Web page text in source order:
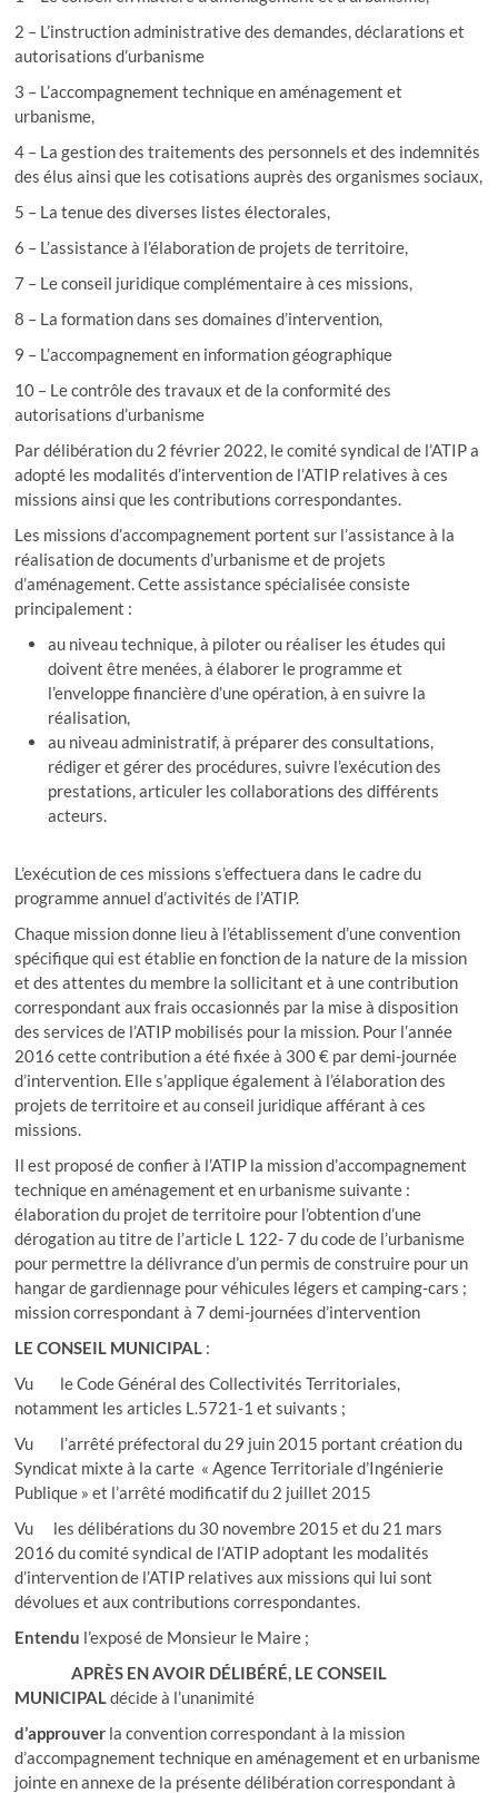
2 – L’instruction administrative des demandes, déclarations et
autorisations d’urbanisme
3 – L’accompagnement technique en aménagement et
urbanisme,
4 – La gestion des traitements des personnels et des indemnités
des élus ainsi que les cotisations auprès des organismes sociaux,
5 – La tenue des diverses listes électorales,
6 – L’assistance à l’élaboration de projets de territoire,
7 – Le conseil juridique complémentaire à ces missions,
8 – La formation dans ses domaines d’intervention,
9 – L’accompagnement en information géographique
10 – Le contrôle des travaux et de la conformité des
autorisations d’urbanisme
Par délibération du 2 février 2022, le comité syndical de l’ATIP a
adopté les modalités d’intervention de l’ATIP relatives à ces
missions ainsi que les contributions correspondantes.
Les missions d’accompagnement portent sur l’assistance à la
réalisation de documents d’urbanisme et de projets
d’aménagement. Cette assistance spécialisée consiste
principalement :
au niveau technique, à piloter ou réaliser les études qui
doivent être menées, à élaborer le programme et
l’enveloppe financière d’une opération, à en suivre la
réalisation,
au niveau administratif, à préparer des consultations,
rédiger et gérer des procédures, suivre l’exécution des
prestations, articuler les collaborations des différents
acteurs.
L’exécution de ces missions s’effectuera dans le cadre du
programme annuel d’activités de l’ATIP.
Chaque mission donne lieu à l’établissement d’une convention
spécifique qui est établie en fonction de la nature de la mission
et des attentes du membre la sollicitant et à une contribution
correspondant aux frais occasionnés par la mise à disposition
des services de l’ATIP mobilisés pour la mission. Pour l’année
2016 cette contribution a été fixée à 300 € par demi-journée
d’intervention. Elle s’applique également à l’élaboration des
projets de territoire et au conseil juridique afférant à ces
missions.
Il est proposé de confier à l’ATIP la mission d’accompagnement
technique en aménagement et en urbanisme suivante :
élaboration du projet de territoire pour l’obtention d’une
dérogation au titre de l’article L 122- 7 du code de l’urbanisme
pour permettre la délivrance d’un permis de construire pour un
hangar de gardiennage pour véhicules légers et camping-cars ;
mission correspondant à 7 demi-journées d’intervention
LE CONSEIL MUNICIPAL :
Vu le Code Général des Collectivités Territoriales,
notamment les articles L.5721-1 et suivants ;
Vu l’arrêté préfectoral du 29 juin 2015 portant création du
Syndicat mixte à la carte « Agence Territoriale d’Ingénierie
Publique » et l’arrêté modificatif du 2 juillet 2015
Vu les délibérations du 30 novembre 2015 et du 21 mars
2016 du comité syndical de l’ATIP adoptant les modalités
d’intervention de l’ATIP relatives aux missions qui lui sont
dévolues et aux contributions correspondantes.
Entendu l’exposé de Monsieur le Maire ;
APRÈS EN AVOIR DÉLIBÉRÉ, LE CONSEIL
MUNICIPALdécide à l’unanimité
d’approuver la convention correspondant à la mission
d’accompagnement technique en aménagement et en urbanisme
jointe en annexe de la présente délibération correspondant à